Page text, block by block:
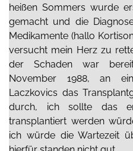
heißen Sommers wurde
gemacht und die
Medikamente (hallo
versucht mein Herz zu
der Schaden war
November 1988,an
Laczkovics das
durch, ich sollte das
transplantiert werden
ich würdedie Wartezeit